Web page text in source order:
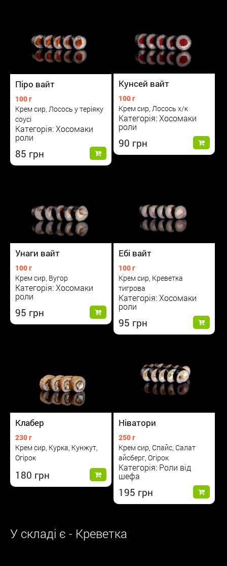
Піро вайт
100 г
Крем сир, Лосось у теріяку
соусі
Категорія: Хосомаки
роли
85
Кунсей вайт
100 г
Крем сир, Лосось х/к
Категорія: Хосомаки
роли
90
Унаги вайт
100 г
Крем сир, Вугор
Категорія: Хосомаки
роли
95
Ебі вайт
100 г
Крем сир, Креветка
тигрова
Категорія: Хосомаки
роли
95
Клабер
230 г
Крем сир, Курка, Кунжут,
Огірок
180
Ніватори
250 г
Крем сир, Спайс, Салат
айсберг, Огірок
Категорія: Роли від
шефа
195
У складі є - Креветка